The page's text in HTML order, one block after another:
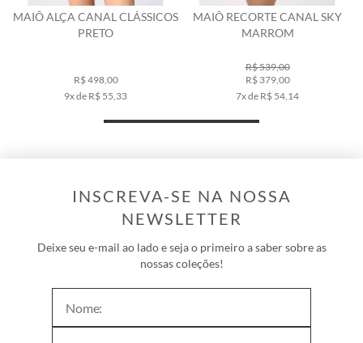
MAIÔ ALÇA CANAL CLÁSSICOS
PRETO
R$ 498,00
9x de R$ 55,33
MAIÔ RECORTE CANAL SKY
MARROM
R$ 539,00
R$ 379,00
7x de R$ 54,14
INSCREVA-SE NA NOSSA
NEWSLETTER
Deixe seu e-mail ao lado e seja o primeiro a saber sobre as
nossas coleções!